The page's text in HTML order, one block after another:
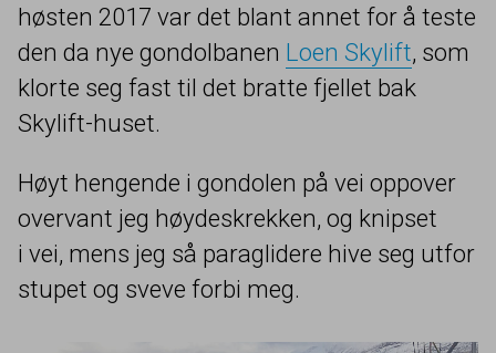
høsten 2017 var det blant annet for å teste
den da nye gondolbanen Loen Skylift, som
klorte seg fast til det bratte fjellet bak
Skylift-huset.
Høyt hengende i gondolen på vei oppover
overvant jeg høydeskrekken, og knipset
i vei, mens jeg så paraglidere hive seg utfor
stupet og sveve forbi meg.